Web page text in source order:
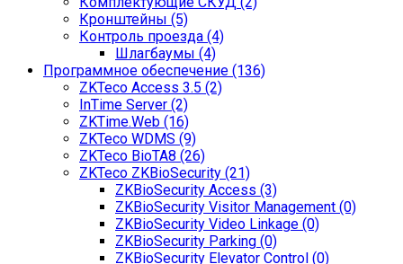
Кронштейны (5)
Контроль проезда (4)
Шлагбаумы (4)
Программное обеспечение (136)
ZKTeco Access 3.5 (2)
InTime Server (2)
ZKTime.Web (16)
ZKTeco WDMS (9)
ZKTeco BioTA8 (26)
ZKTeco ZKBioSecurity (21)
ZKBioSecurity Access (3)
ZKBioSecurity Visitor Management (0)
ZKBioSecurity Video Linkage (0)
ZKBioSecurity Parking (0)
ZKBioSecurity Elevator Control (0)